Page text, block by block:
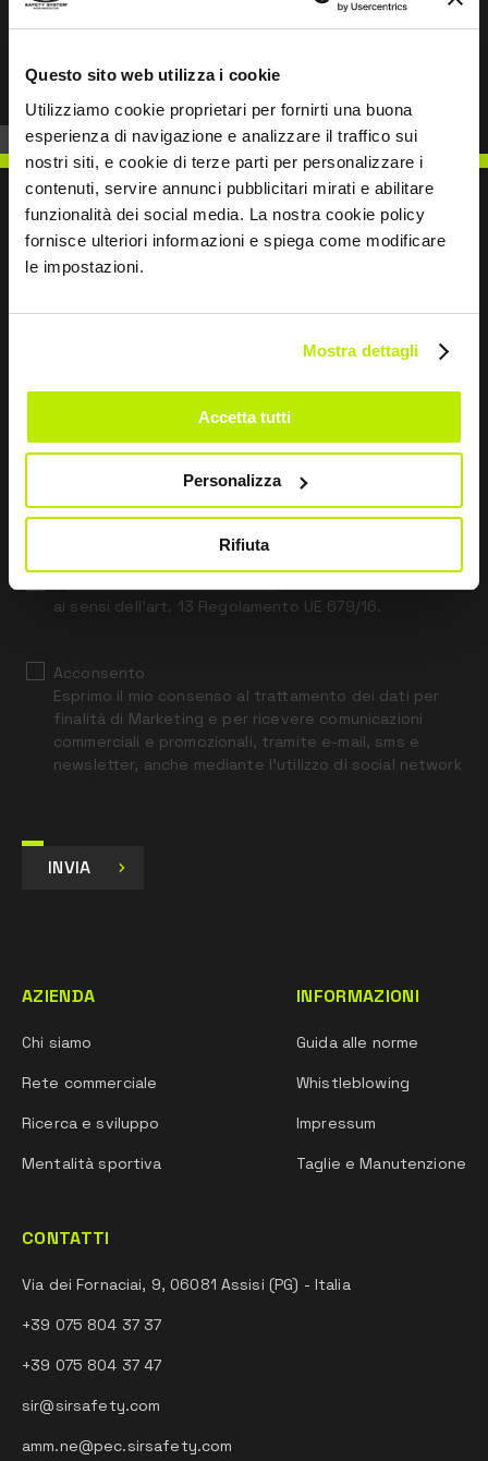
Questo sito web utilizza i cookie
Utilizziamo cookie proprietari per fornirti una buona
esperienza di navigazione e analizzare il traffico sui
nostri siti, e cookie di terze parti per personalizzare i
contenuti, servire annunci pubblicitari mirati e abilitare
funzionalità dei social media. La nostra cookie policy
fornisce ulteriori informazioni e spiega come modificare
le impostazioni.
Mostra dettagli
Accetta tutti
Personalizza
Rifiuta
Prev Next
Restiamo in contatto
field
ai sensi dell’art. 13 Regolamento UE 679/16.
Acconsento
Esprimo il mio consenso al trattamento dei dati per
finalità di Marketing e per ricevere comunicazioni
commerciali e promozionali, tramite e-mail, sms e
newsletter, anche mediante l’utilizzo di social network
INVIA
AZIENDA
Chi siamo
Rete commerciale
Ricerca e sviluppo
Mentalità sportiva
INFORMAZIONI
Guida alle norme
Whistleblowing
Impressum
Taglie e Manutenzione
CONTATTI
Via dei Fornaciai, 9, 06081 Assisi (PG) - Italia
+39 075 804 37 37
+39 075 804 37 47
sir@sirsafety.com
amm.ne@pec.sirsafety.com